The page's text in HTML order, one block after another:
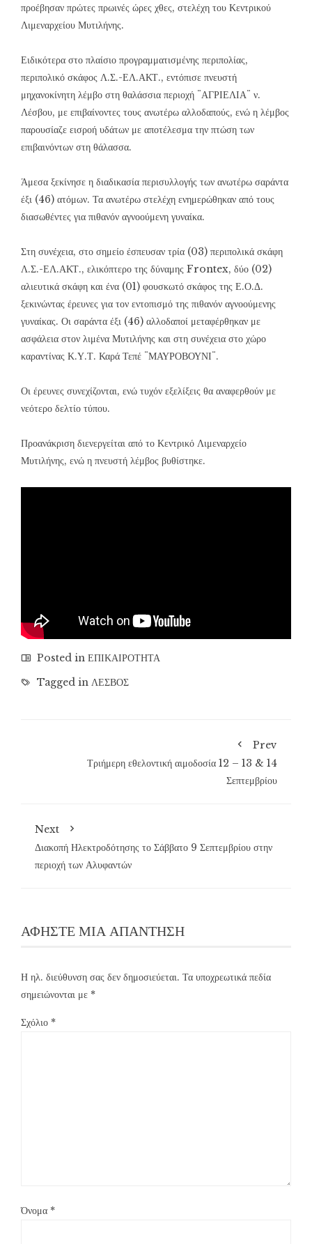
προέβησαν πρώτες πρωινές ώρες χθες, στελέχη του Κεντρικού
Λιμεναρχείου Μυτιλήνης.
Ειδικότερα στο πλαίσιο προγραμματισμένης περιπολίας,
περιπολικό σκάφος Λ.Σ.-ΕΛ.ΑΚΤ., εντόπισε πνευστή
μηχανοκίνητη λέμβο στη θαλάσσια περιοχή ¨ΑΓΡΙΕΛΙΑ¨ ν.
Λέσβου, με επιβαίνοντες τους ανωτέρω αλλοδαπούς, ενώ η λέμβος
παρουσίαζε εισροή υδάτων με αποτέλεσμα την πτώση των
επιβαινόντων στη θάλασσα.
Άμεσα ξεκίνησε η διαδικασία περισυλλογής των ανωτέρω σαράντα
έξι (46) ατόμων. Τα ανωτέρω στελέχη ενημερώθηκαν από τους
διασωθέντες για πιθανόν αγνοούμενη γυναίκα.
Στη συνέχεια, στο σημείο έσπευσαν τρία (03) περιπολικά σκάφη
Λ.Σ.-ΕΛ.ΑΚΤ., ελικόπτερο της δύναμης Frontex, δύο (02)
αλιευτικά σκάφη και ένα (01) φουσκωτό σκάφος της Ε.Ο.Δ.
ξεκινώντας έρευνες για τον εντοπισμό της πιθανόν αγνοούμενης
γυναίκας. Οι σαράντα έξι (46) αλλοδαποί μεταφέρθηκαν με
ασφάλεια στον λιμένα Μυτιλήνης και στη συνέχεια στο χώρο
καραντίνας Κ.Υ.Τ. Καρά Τεπέ ¨ΜΑΥΡΟΒΟΥΝΙ¨.
Οι έρευνες συνεχίζονται, ενώ τυχόν εξελίξεις θα αναφερθούν με
νεότερο δελτίο τύπου.
Προανάκριση διενεργείται από το Κεντρικό Λιμεναρχείο
Μυτιλήνης, ενώ η πνευστή λέμβος βυθίστηκε.
Posted in ΕΠΙΚΑΙΡΟΤΗΤΑ
Tagged in ΛΕΣΒΟΣ
Prev
Τριήμερη εθελοντική αιμοδοσία 12 – 13 & 14
Σεπτεμβρίου
Next
Διακοπή Ηλεκτροδότησης το Σάββατο 9 Σεπτεμβρίου στην
περιοχή των Αλυφαντών
ΑΦΉΣΤΕ ΜΙΑ ΑΠΆΝΤΗΣΗ
Η ηλ. διεύθυνση σας δεν δημοσιεύεται. Τα υποχρεωτικά πεδία
σημειώνονται με *
Σχόλιο *
Όνομα *